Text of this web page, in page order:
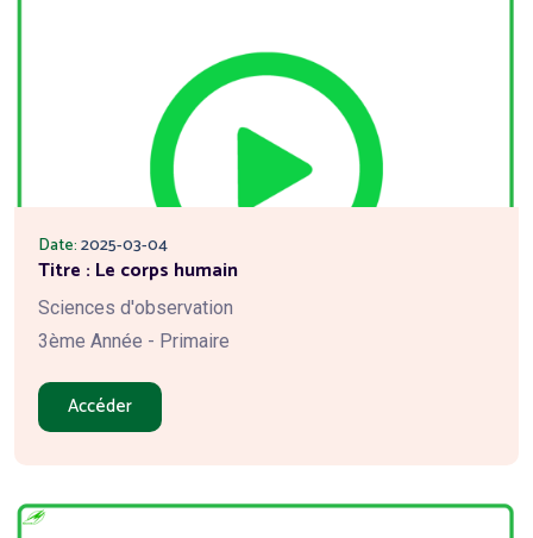
Date:2025-03-04
Titre : Le corps humain
Sciences d'observation
3ème Année - Primaire
Accéder